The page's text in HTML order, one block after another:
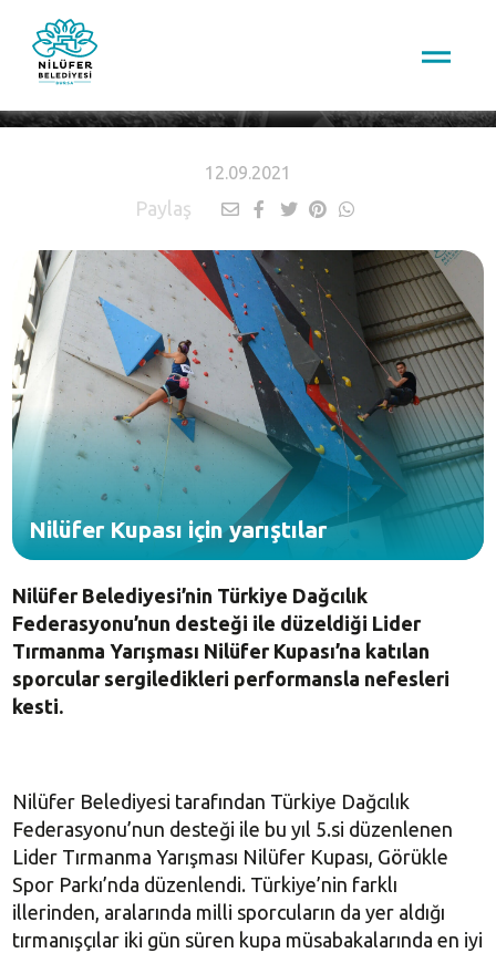
12.09.2021
Paylaş
Nilüfer Kupası için yarıştılar
Nilüfer Belediyesi’nin Türkiye Dağcılık
Federasyonu’nun desteği ile düzeldiği Lider
Tırmanma Yarışması Nilüfer Kupası’na katılan
sporcular sergiledikleri performansla nefesleri
kesti.
Nilüfer Belediyesi tarafından Türkiye Dağcılık
Federasyonu’nun desteği ile bu yıl 5.si düzenlenen
Lider Tırmanma Yarışması Nilüfer Kupası, Görükle
Spor Parkı’nda düzenlendi. Türkiye’nin farklı
illerinden, aralarında milli sporcuların da yer aldığı
tırmanışçılar iki gün süren kupa müsabakalarında en iyi